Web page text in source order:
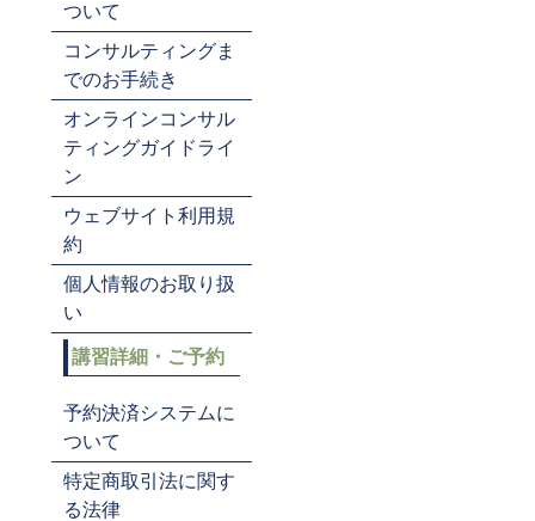
ついて
コンサルティングま
でのお手続き
オンラインコンサル
ティングガイドライ
ン
ウェブサイト利用規
約
個人情報のお取り扱
い
講習詳細・ご予約
予約決済システムに
ついて
特定商取引法に関す
る法律